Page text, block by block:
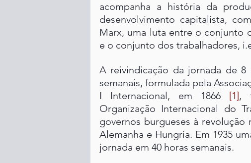
acompanha a história da
desenvolvimento capitalista,
Marx, uma luta entre o conjunto
e o conjunto dos trabalhadores,
A reivindicação da jornada de
semanais, formulada pela
I Internacional, em 1866 [1],
Organização Internacional do
governos burgueses à revolução
Alemanha e Hungria. Em 1935
jornada em 40 horas semanais.